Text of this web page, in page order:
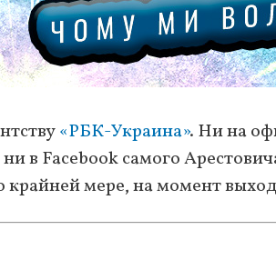
«РБК-Украина». Ни на
в Facebook самого
крайней мере, на момент